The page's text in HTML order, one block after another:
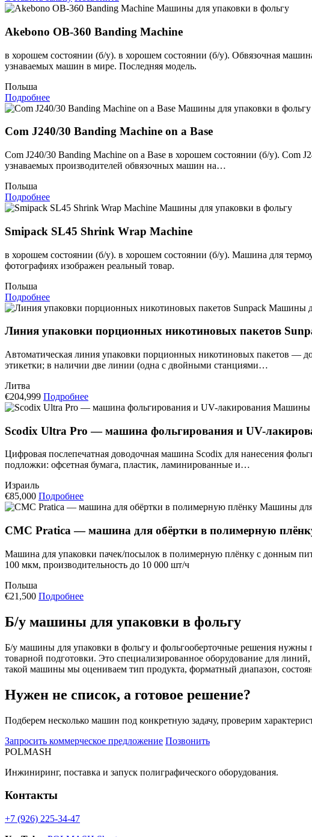
Машины для упаковки в фольгу
Akebono OB-360 Banding Machine
в хорошем состоянии (б/у). в хорошем состоянии (б/у). Обвязочная
узнаваемых машин в мире. Последняя модель.
Польша
Подробнее
Машины для упаковки в фольгу
Com J240/30 Banding Machine on a Base
Com J240/30 Banding Machine on a Base в хорошем состоянии (б/у). Com
узнаваемых производителей обвязочных машин на…
Польша
Подробнее
Машины для упаковки в фольгу
Smipack SL45 Shrink Wrap Machine
в хорошем состоянии (б/у). в хорошем состоянии (б/у). Машина для
фотографиях изображен реальный товар.
Польша
Подробнее
Машины
Линия упаковки порционных никотиновых пакетов
Автоматическая линия упаковки порционных никотиновых пакетов —
этикетки; в наличии две линии (одна с двойными станциями…
Литва
€204,999 Подробнее
Машины
Scodix Ultra Pro — машина фольгирования и UV-
Цифровая послепечатная доводочная машина Scodix для нанесения
подложки: офсетная бумага, пластик, ламинированные и…
Израиль
€85,000 Подробнее
Машины для
CMC Pratica — машина для обёртки в полимерную
Машина для упаковки пачек/посылок в полимерную плёнку с донным
100 мкм, производительность до 10 000 шт/ч
Польша
€21,500 Подробнее
Б/у машины для упаковки в фольгу
Б/у машины для упаковки в фольгу и фольгооберточные решения нужны
товарной подготовки. Это специализированное оборудование для
такой машины мы оцениваем тип продукта, форматный диапазон,
Нужен не список, а готовое решение?
Подберем несколько машин под конкретную задачу, проверим
Запросить коммерческое предложение Позвонить
POLMASH
Инжиниринг, поставка и запуск полиграфического оборудования.
Контакты
+7 (926) 225-34-47